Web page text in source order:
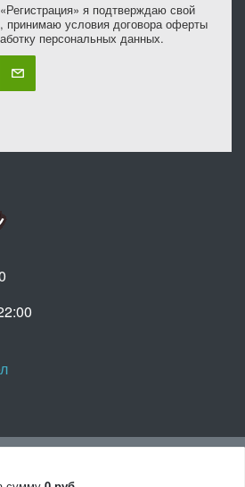
я подтверждаю свой
принимаю условия договора оферты
персональных данных.
магазин «Nuahule», 2020